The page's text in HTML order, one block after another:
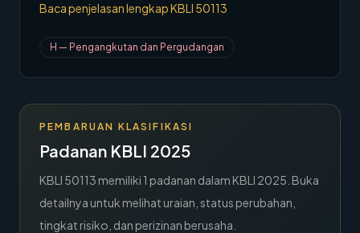
Legal AI
Hubungi Kami→
Baca penjelasan lengkap KBLI 50113
H — Pengangkutan dan Pergudangan
PEMBARUAN KLASIFIKASI
Padanan KBLI 2025
KBLI 50113 memiliki 1 padanan dalam KBLI 2025. Buka
detailnya untuk melihat uraian, status perubahan,
tingkat risiko, dan perizinan berusaha.